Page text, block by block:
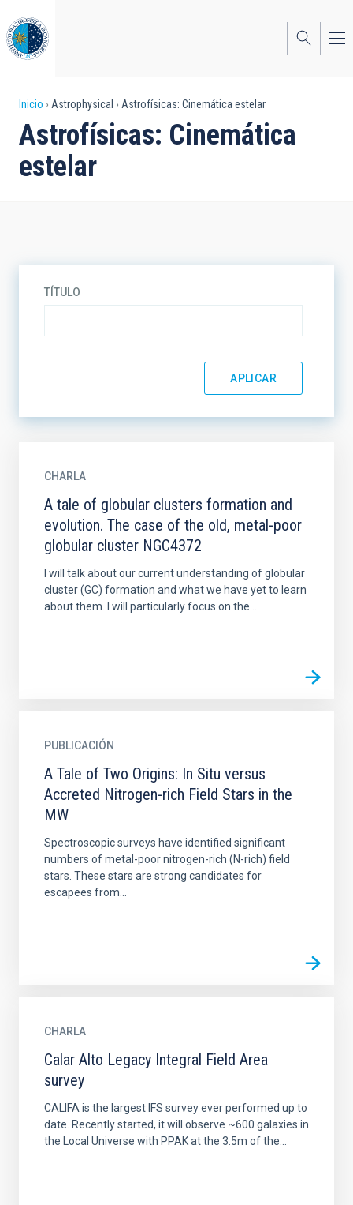
al
contenido
principal
Sobrescribir
enlaces
de
Inicio Astrophysical Astrofísicas: Cinemática estelar
Astrofísicas: Cinemática
estelar
TÍTULO
CHARLA
A tale of globular clusters formation and
evolution. The case of the old, metal-poor
globular cluster NGC4372
I will talk about our current understanding of globular
cluster (GC) formation and what we have yet to learn
about them. I will particularly focus on the...
PUBLICACIÓN
A Tale of Two Origins: In Situ versus
Accreted Nitrogen-rich Field Stars in the
MW
Spectroscopic surveys have identified significant
numbers of metal-poor nitrogen-rich (N-rich) field
stars. These stars are strong candidates for
escapees from...
CHARLA
Calar Alto Legacy Integral Field Area
survey
CALIFA is the largest IFS survey ever performed up to
date. Recently started, it will observe ~600 galaxies in
the Local Universe with PPAK at the 3.5m of the...